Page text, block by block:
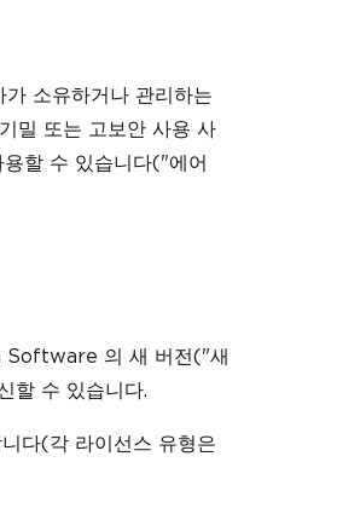
소유하거나 관리하는
밀 또는 고보안 사용 사
할 수 있습니다("에어
Software 의 새 버전("새
할 수 있습니다.
다(각 라이선스 유형은